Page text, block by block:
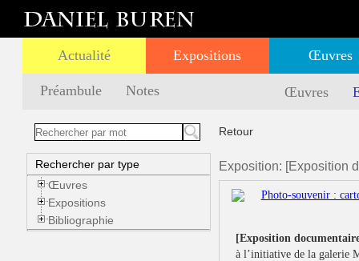
Actualité Expositions Œuvres
Préambule Notes Œuvres
Rechercher par type
Œuvres
Expositions
Bibliographie
Retour
Exposition: [Exposition
[Exposition
à l’initiative de la galerie